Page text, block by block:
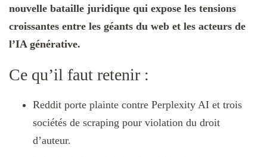
nouvelle bataille juridique qui expose les tensions
croissantes entre les géants du web et les acteurs de
l’IA générative.
Ce qu’il faut retenir :
Reddit porte plainte contre Perplexity AI et trois
sociétés de scraping pour violation du droit
d’auteur.